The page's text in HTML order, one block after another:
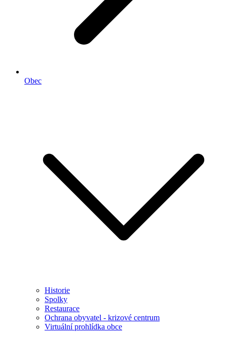
Obec
Historie
Spolky
Restaurace
Ochrana obyvatel - krizové centrum
Virtuální prohlídka obce